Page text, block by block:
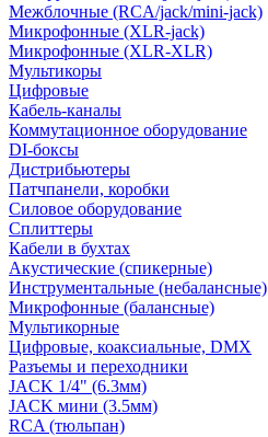
Межблочные (RCA/jack/mini-jack)
Микрофонные (XLR-jack)
Микрофонные (XLR-XLR)
Мультикоры
Цифровые
Кабель-каналы
Коммутационное оборудование
DI-боксы
Дистрибьютеры
Патчпанели, коробки
Силовое оборудование
Сплиттеры
Кабели в бухтах
Акустические (спикерные)
Инструментальные (небалансные)
Микрофонные (балансные)
Мультикорные
Цифровые, коаксиальные, DMX
Разъемы и переходники
JACK 1/4" (6.3мм)
JACK мини (3.5мм)
RCA (тюльпан)